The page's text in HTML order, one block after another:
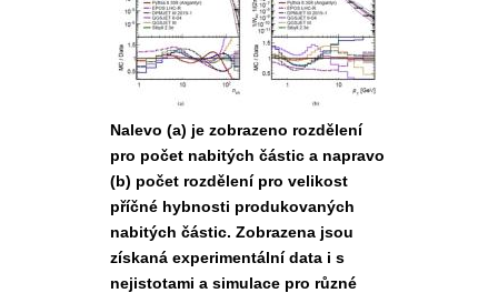
Nalevo (a) je zobrazeno rozdělení
pro počet nabitých částic a napravo
(b) počet rozdělení pro velikost
příčné hybnosti produkovaných
nabitých částic. Zobrazena jsou
získaná experimentální data i s
nejistotami a simulace pro různé